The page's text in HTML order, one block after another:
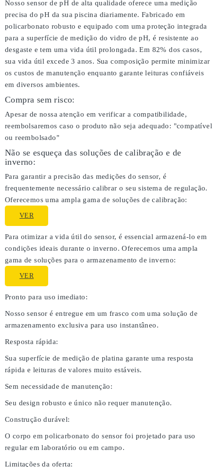
Nosso sensor de pH de alta qualidade oferece uma medição
precisa do pH da sua piscina diariamente. Fabricado em
policarbonato robusto e equipado com uma proteção integrada
para a superfície de medição do vidro de pH, é resistente ao
desgaste e tem uma vida útil prolongada. Em 82% dos casos,
sua vida útil excede 3 anos. Sua composição permite minimizar
os custos de manutenção enquanto garante leituras confiáveis
em diversos ambientes.
Compra sem risco:
Apesar de nossa atenção em verificar a compatibilidade,
reembolsaremos caso o produto não seja adequado: "compatível
ou reembolsado"
Não se esqueça das soluções de calibração e de
inverno:
Para garantir a precisão das medições do sensor, é
frequentemente necessário calibrar o seu sistema de regulação.
Oferecemos uma ampla gama de soluções de calibração:
VER
Para otimizar a vida útil do sensor, é essencial armazená-lo em
condições ideais durante o inverno. Oferecemos uma ampla
gama de soluções para o armazenamento de inverno:
VER
Pronto para uso imediato:
Nosso sensor é entregue em um frasco com uma solução de
armazenamento exclusiva para uso instantâneo.
Resposta rápida:
Sua superfície de medição de platina garante uma resposta
rápida e leituras de valores muito estáveis.
Sem necessidade de manutenção:
Seu design robusto e único não requer manutenção.
Construção durável:
O corpo em policarbonato do sensor foi projetado para uso
regular em laboratório ou em campo.
Limitações da oferta: